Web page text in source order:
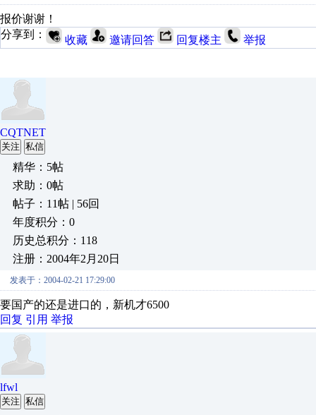
报价谢谢！
分享到：
收藏 邀请回答 回复楼主 举报
CQTNET
关注 私信
精华：5帖
求助：0帖
帖子：11帖 | 56回
年度积分：0
历史总积分：118
注册：2004年2月20日
发表于：2004-02-21 17:29:00
要国产的还是进口的，新机才6500
回复 引用 举报
lfwl
关注 私信